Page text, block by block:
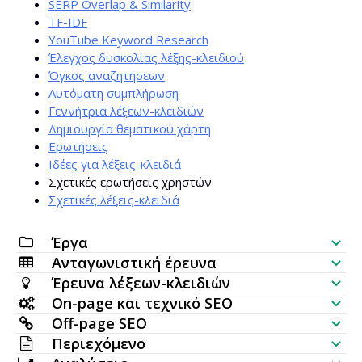
SERP Overlap & Similarity
TF-IDF
YouTube Keyword Research
Έλεγχος δυσκολίας λέξης-κλειδιού
Όγκος αναζητήσεων
Αυτόματη συμπλήρωση
Γεννήτρια λέξεων-κλειδιών
Δημιουργία θεματικού χάρτη
Ερωτήσεις
Ιδέες για λέξεις-κλειδιά
Σχετικές ερωτήσεις χρηστών
Σχετικές λέξεις-κλειδιά
Έργα
Λίστα ελέγχου SEO
Ανταγωνιστική έρευνα
Έλεγχος ορατότητας ιστοσελίδας
SERP Analyzer
Έρευνα λέξεων-κλειδιών
Generator λέξεων-κλειδιών
Έλεγχος όγκου αναζήτησης σε παρτίδα
On-page και τεχνικό SEO
SEO Έλεγχος
Off-page SEO
Έλεγχος backlinks
Περιεχόμενο